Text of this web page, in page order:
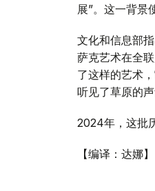
展”。这一背景
文化和信息部
萨克艺术在全
了这样的艺术
听见了草原的
2024年，这批
【编译：达娜】